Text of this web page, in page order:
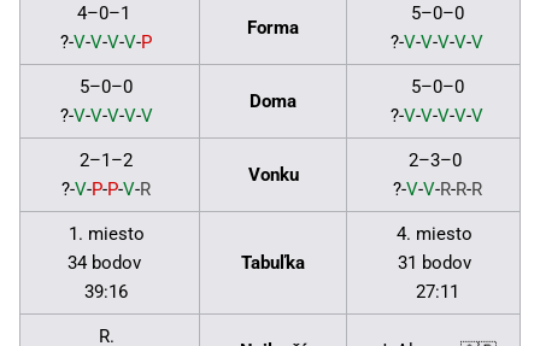
4–0–1
?-V-V-V-V-P
Forma
5–0–0
?-V-V-V-V-V
5–0–0
?-V-V-V-V-V
Doma
5–0–0
?-V-V-V-V-V
2–1–2
?-V-P-P-V-R
Vonku
2–3–0
?-V-V-R-R-R
1. miesto
34 bodov
39:16
Tabuľka
4. miesto
31 bodov
27:11
R.